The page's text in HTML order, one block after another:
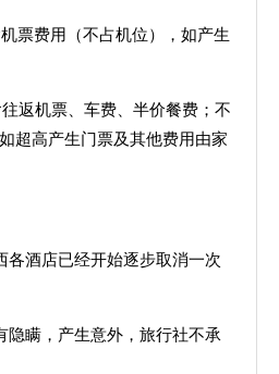
票费用（不占机位），如产生
返机票、车费、半价餐费；不
超高产生门票及其他费用由家
各酒店已经开始逐步取消一次
隐瞒，产生意外，旅行社不承